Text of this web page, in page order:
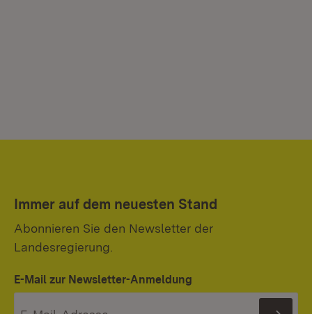
Immer auf dem neuesten Stand
Abonnieren Sie den Newsletter der
Landesregierung.
E-Mail zur Newsletter-Anmeldung